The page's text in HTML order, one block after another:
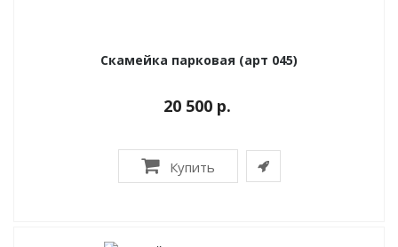
Скамейка парковая (арт 045)
20 500 р.
Купить